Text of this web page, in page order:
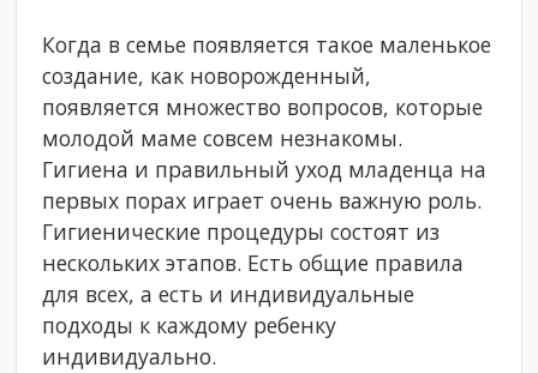
Когда в семье появляется такое маленькое
создание, как новорожденный,
появляется множество вопросов, которые
молодой маме совсем незнакомы.
Гигиена и правильный уход младенца на
первых порах играет очень важную роль.
Гигиенические процедуры состоят из
нескольких этапов. Есть общие правила
для всех, а есть и индивидуальные
подходы к каждому ребенку
индивидуально.